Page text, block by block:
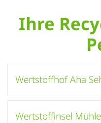
Ihre
Wertstoffhof Aha
Wertstoffinsel